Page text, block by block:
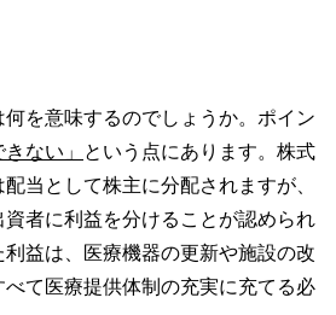
を意味するのでしょうか。ポイン
ない」
という点にあります。株式
当として株主に分配されますが、
者に利益を分けることが認められ
益は、医療機器の更新や施設の改
て医療提供体制の充実に充てる必